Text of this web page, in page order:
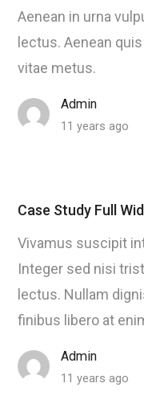
Aenean in urna
lectus. Aenean
vitae metus.
Admin
11 years ago
Case Study Full
Vivamus suscipit
Integer sed nisi
lectus. Nullam
finibus libero at
Admin
11 years ago